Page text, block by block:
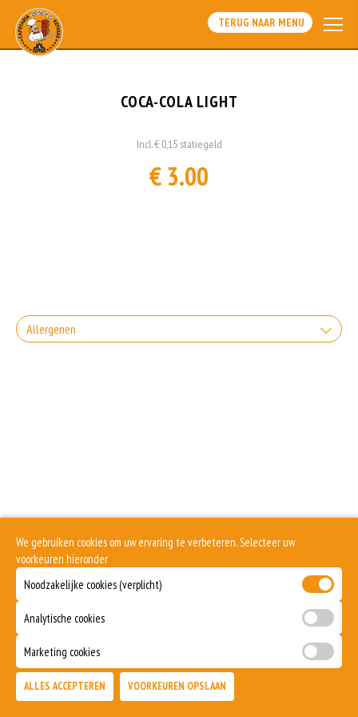
TERUG NAAR MENU
COCA-COLA LIGHT
Incl. € 0,15 statiegeld
€ 3.00
Allergenen
We gebruiken cookies om uw ervaring te verbeteren. Selecteer uw
voorkeuren hieronder
Noodzakelijke cookies (verplicht)
Analytische cookies
Marketing cookies
ALLES ACCEPTEREN VOORKEUREN OPSLAAN